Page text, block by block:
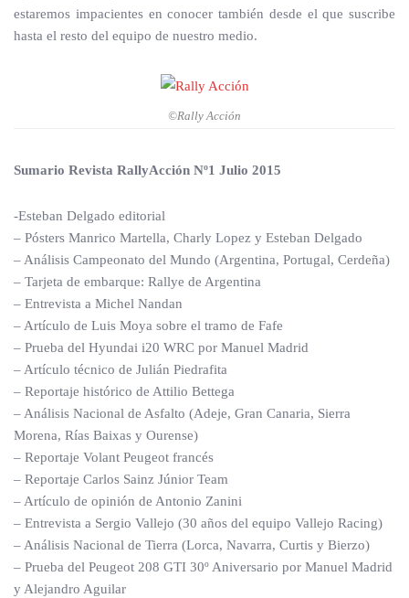
estaremos impacientes en conocer también desde el que suscribe
hasta el resto del equipo de nuestro medio.
©Rally Acción
Sumario Revista RallyAcción Nº1 Julio 2015
-Esteban Delgado editorial
– Pósters Manrico Martella, Charly Lopez y Esteban Delgado
– Análisis Campeonato del Mundo (Argentina, Portugal, Cerdeña)
– Tarjeta de embarque: Rallye de Argentina
– Entrevista a Michel Nandan
– Artículo de Luis Moya sobre el tramo de Fafe
– Prueba del Hyundai i20 WRC por Manuel Madrid
– Artículo técnico de Julián Piedrafita
– Reportaje histórico de Attilio Bettega
– Análisis Nacional de Asfalto (Adeje, Gran Canaria, Sierra
Morena, Rías Baixas y Ourense)
– Reportaje Volant Peugeot francés
– Reportaje Carlos Sainz Júnior Team
– Artículo de opinión de Antonio Zanini
– Entrevista a Sergio Vallejo (30 años del equipo Vallejo Racing)
– Análisis Nacional de Tierra (Lorca, Navarra, Curtis y Bierzo)
– Prueba del Peugeot 208 GTI 30º Aniversario por Manuel Madrid
y Alejandro Aguilar